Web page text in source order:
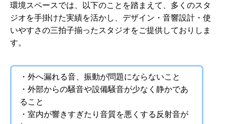
環境スペースでは、以下のことを踏まえて、多くのスタ
ジオを手掛けた実績を活かし、デザイン・音響設計・使
いやすさの三拍子揃ったスタジオをご提供しておりしま
す。
・外へ漏れる音、振動が問題にならないこと
・外部からの騒音や設備騒音が少なく静かであ
ること
・室内が響きすぎたり音質を悪くする反射音が